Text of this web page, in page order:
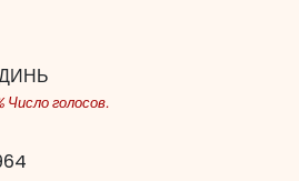
Число голосов.